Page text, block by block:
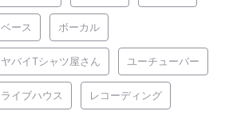
ベース ボーカル
ヤバイTシャツ屋さん ユーチューバー
ライブハウス レコーディング